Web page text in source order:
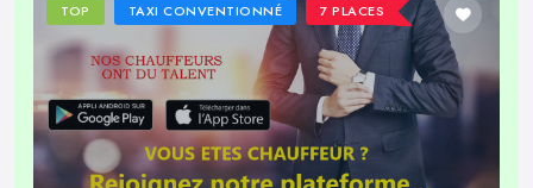
TOP TAXI CONVENTIONNÉ 7 PLACES